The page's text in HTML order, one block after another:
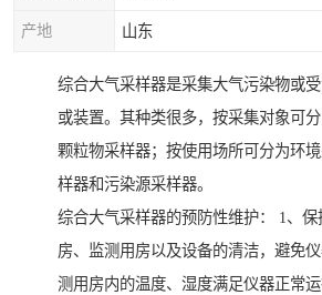
产地 山东
综合大气采样器是采集大气污染物或
或装置。其种类很多，按采集对象可
颗粒物采样器；按使用场所可分为环
样器和污染源采样器。
综合大气采样器的预防性维护： 1、
房、监测用房以及设备的清洁，避免
测用房内的温度、湿度满足仪器正常运